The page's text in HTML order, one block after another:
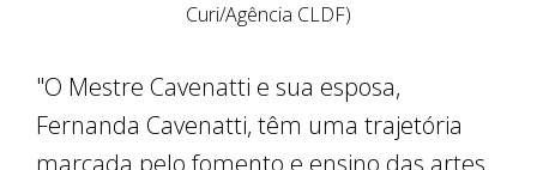
Curi/Agência CLDF)
"O Mestre Cavenatti e sua esposa,
Fernanda Cavenatti, têm uma trajetória